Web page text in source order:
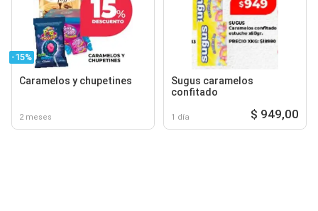
-15%
Caramelos y chupetines
2 meses
Sugus caramelos
confitado
1 día $ 949,00